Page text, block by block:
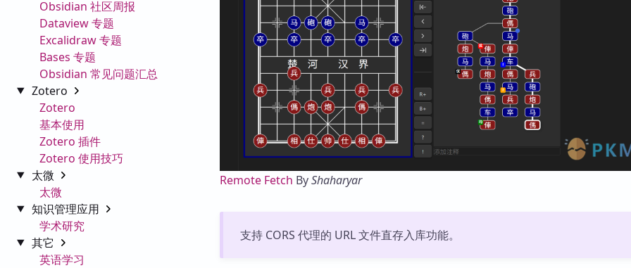
Obsidian 社区周报
Dataview 专题
Excalidraw 专题
Bases 专题
Obsidian 常见问题汇总
Zotero
Zotero
基本使用
Zotero 插件
Zotero 使用技巧
太微
太微
知识管理应用
学术研究
其它
英语学习
Remote Fetch ByShaharyar
支持 CORS 代理的 URL 文件直存入库功能。